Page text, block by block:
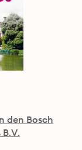
den Bosch